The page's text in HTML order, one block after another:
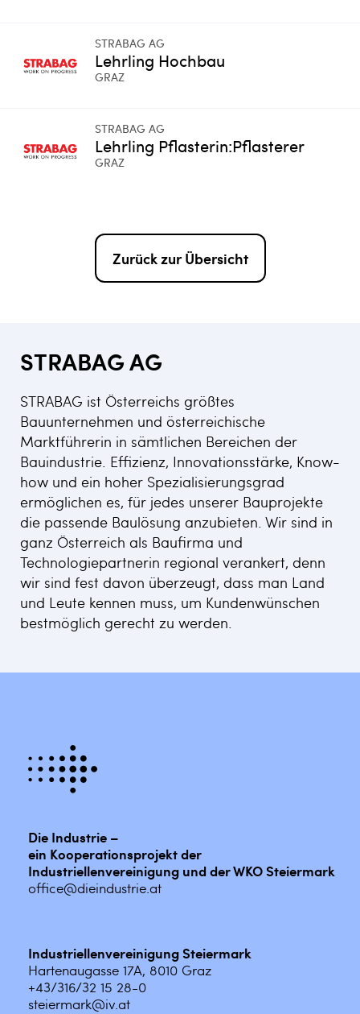
STRABAG AG
Lehrling Hochbau
GRAZ
STRABAG AG
Lehrling Pflasterin:Pflasterer
GRAZ
Zurück zur Übersicht
STRABAG AG
STRABAG ist Österreichs größtes
Bauunternehmen und österreichische
Marktführerin in sämtlichen Bereichen der
Bauindustrie. Effizienz, Innovationsstärke, Know-
how und ein hoher Spezialisierungsgrad
ermöglichen es, für jedes unserer Bauprojekte
die passende Baulösung anzubieten. Wir sind in
ganz Österreich als Baufirma und
Technologiepartnerin regional verankert, denn
wir sind fest davon überzeugt, dass man Land
und Leute kennen muss, um Kundenwünschen
bestmöglich gerecht zu werden.
Die Industrie –
ein Kooperationsprojekt der
Industriellenvereinigung und der WKO Steiermark
office@dieindustrie.at
Industriellenvereinigung Steiermark
Hartenaugasse 17A, 8010 Graz
+43/316/32 15 28-0
steiermark@iv.at